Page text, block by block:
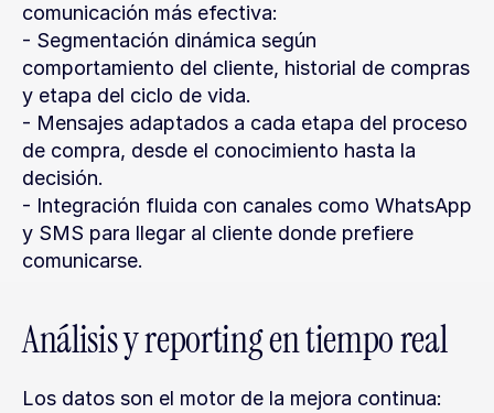
comunicación más efectiva:
- Segmentación dinámica según
comportamiento del cliente, historial de compras
y etapa del ciclo de vida.
- Mensajes adaptados a cada etapa del proceso
de compra, desde el conocimiento hasta la
decisión.
- Integración fluida con canales como WhatsApp
y SMS para llegar al cliente donde prefiere
comunicarse.
Análisis y reporting en tiempo real
Los datos son el motor de la mejora continua: